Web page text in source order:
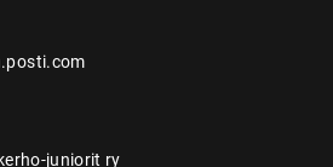
juniorit ry